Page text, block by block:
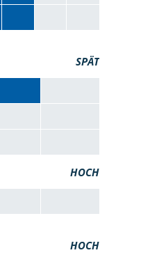
SPÄT
HOCH
HOCH